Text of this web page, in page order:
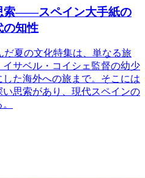
索――スペイン大手紙の
の知性
夏の文化特集は、単なる旅
サベル・コイシェ監督の幼少
た海外への旅まで。そこには
い思索があり、現代スペインの